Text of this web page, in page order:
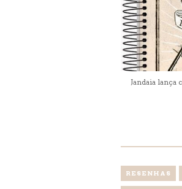
Jandaia
RESENHAS